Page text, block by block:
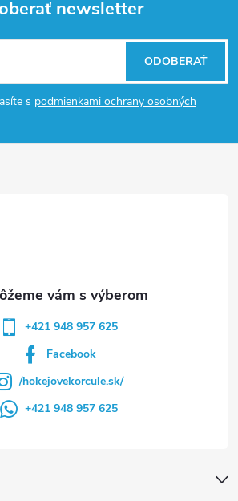
newsletter
s podmienkami ochrany osobných
ODOBERAŤ
+421 948 957 625
Facebook
/hokejovekorcule.sk/
+421 948 957 625